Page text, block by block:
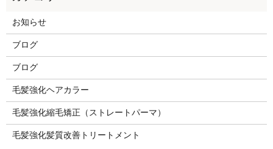
お知らせ
ブログ
ブログ
毛髪強化ヘアカラー
毛髪強化縮毛矯正（ストレートパーマ）
毛髪強化髪質改善トリートメント